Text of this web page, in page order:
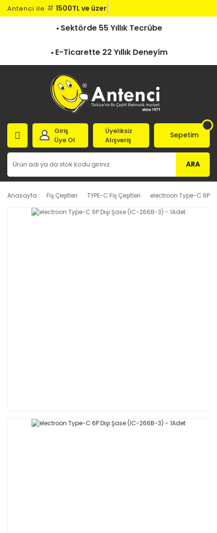
Antenci ile # 1500TL ve üzeri
Sektörde 55 Yıllık Tecrübe
E-Ticarette 22 Yıllık Deneyim
ARA
Giriş
Üye Ol
Üyeliksiz
Alışveriş
Sepetim
Anasayfa Fiş Çeşitleri TYPE-C Fiş Çeşitleri electroon Type-C 6P